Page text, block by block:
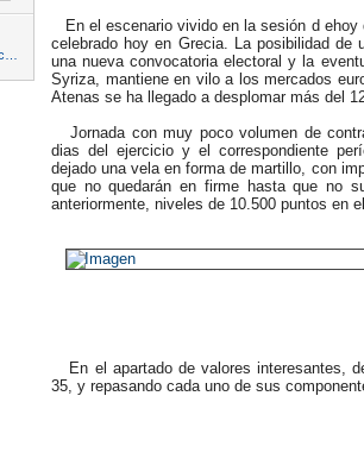
En el escenario vivido en la sesión d ehoy
celebrado hoy en Grecia. La posibilidad de
una nueva convocatoria electoral y la
Syriza, mantiene en vilo a los mercados
Atenas se ha llegado a desplomar más del
Jornada con muy poco volumen de
dias del ejercicio y el correspondiente
dejado una vela en forma de martillo, con
que no quedarán en firme hasta que no
anteriormente, niveles de 10.500 puntos en
En el apartado de valores interesantes,
35, y repasando cada uno de sus